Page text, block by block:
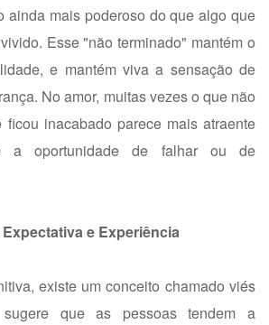
ainda mais poderoso do que algo que
Esse "não terminado" mantém o
e mantém viva a sensação de
No amor, muitas vezes o que não
inacabado parece mais atraente
a oportunidade de falhar ou de
e Experiência
existe um conceito chamado viés
que as pessoas tendem a